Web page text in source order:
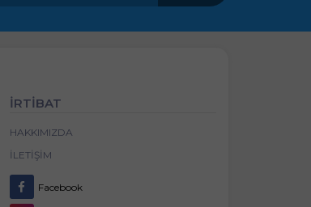
İRTİBAT
HAKKIMIZDA
İLETIŞIM
Facebook